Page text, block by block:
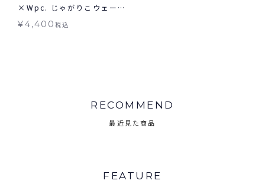
×Wpc. じゃがりこウェービ
ーアンブレラ 雨傘 長傘 送料
¥4,400税込
RECOMMEND
最近見た商品
FEATURE